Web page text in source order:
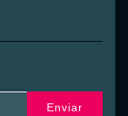
Enviar